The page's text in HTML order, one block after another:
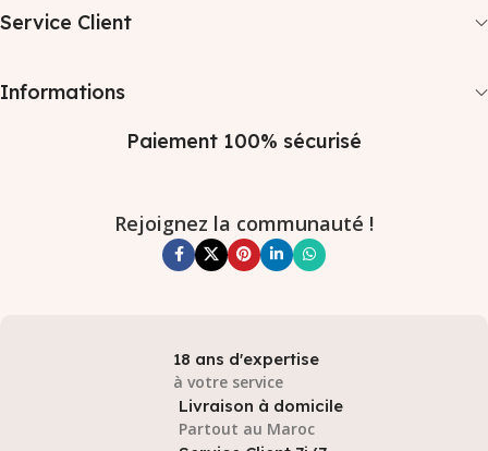
Service Client
Informations
Paiement 100% sécurisé
Rejoignez la communauté !
18 ans d'expertise
à votre service
Livraison à domicile
Partout au Maroc